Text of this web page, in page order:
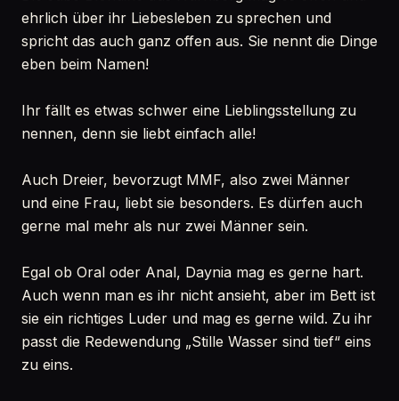
ehrlich über ihr Liebesleben zu sprechen und
spricht das auch ganz offen aus. Sie nennt die Dinge
eben beim Namen!
Ihr fällt es etwas schwer eine Lieblingsstellung zu
nennen, denn sie liebt einfach alle!
Auch Dreier, bevorzugt MMF, also zwei Männer
und eine Frau, liebt sie besonders. Es dürfen auch
gerne mal mehr als nur zwei Männer sein.
Egal ob Oral oder Anal, Daynia mag es gerne hart.
Auch wenn man es ihr nicht ansieht, aber im Bett ist
sie ein richtiges Luder und mag es gerne wild. Zu ihr
passt die Redewendung „Stille Wasser sind tief“ eins
zu eins.